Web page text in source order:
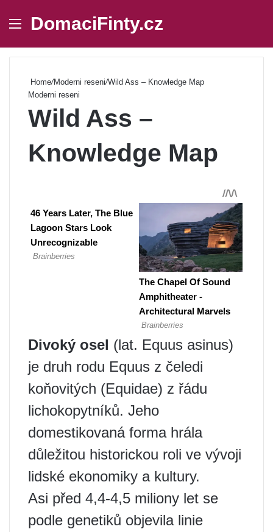
Menu
DomaciFinty.cz
Home/Moderni reseni/Wild Ass – Knowledge Map
Moderni reseni
Wild Ass –
Knowledge Map
Divoký osel (lat. Equus asinus)
je druh rodu Equus z čeledi
koňovitých (Equidae) z řádu
lichokopytníků. Jeho
domestikovaná forma hrála
důležitou historickou roli ve vývoji
lidské ekonomiky a kultury.
Asi před 4,4-4,5 miliony let se
podle genetiků objevila linie